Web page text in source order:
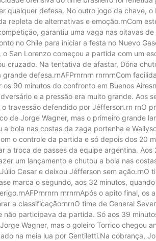
qualquer defesa. No outro jogo da chave, o
repleta de alternativas e emoção.rnCom
garantiu uma vaga nas oitavas
no Chile para iniciar a festa no Nuevo
San Lorenzo começou a partida com um
cruzado. Na tentativa de afastar, Dória
defesa.rnAFPrnrnrn rnrnrnCom
90 minutos do confronto em Buenos
e a pressão era muito grande. Aos
travessão defendido por Jéfferson.rn rnO
de Jorge Wagner, mas o primeiro grande
bola nas costas da zaga portenha e
o controle da partida e só depois dos 20
a troca de passes da equipe argentina. Aos
um lançamento e chutou a bola nas
Cesar e deixou Jéfferson sem ação.rnO
marca o segundo, aos 32 minutos,
rnrnrnApós o apito final, os
a classificaçãornrnO time de General
não participava da partida. Só aos 39
Wagner, mas o goleiro Torrico chegou
na meia lua por Gentiletti.Na cobrança,